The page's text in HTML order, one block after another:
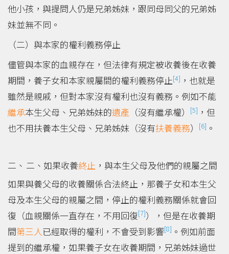
他小孩，與提問人仍是兄弟姊妹，跟同母同父的兄弟姊
妹並無不同。
（二）與本家的權利義務停止
儘管與本家的血親存在，但法律有規定被收養後在收養
期間，養子女和本家親屬間的權利義務停止[4] ，也就是
雖然是親戚，但對本家沒有權利也沒有義務。例如不能
繼承本生父母、兄弟姊妹的遺產 （沒有繼承權） [5] ，但
也不用扶養本生父母、兄弟姊妹（沒有扶養義務） [6] 。
二、如果收養終止 ，與本生父母及他們的親屬之間
如果與養父母的收養關係合法終止，那養子女和本生父
母及本生父母的親屬之間，停止的權利義務關係就會回
復（血親關係一直存在，不用回復[7]），但是在收養期
間第三人已經取得的權利，不會受到影響[8] 。例如前面
提到的繼承權，如果養子女在收養期間，兄弟姊妹過世